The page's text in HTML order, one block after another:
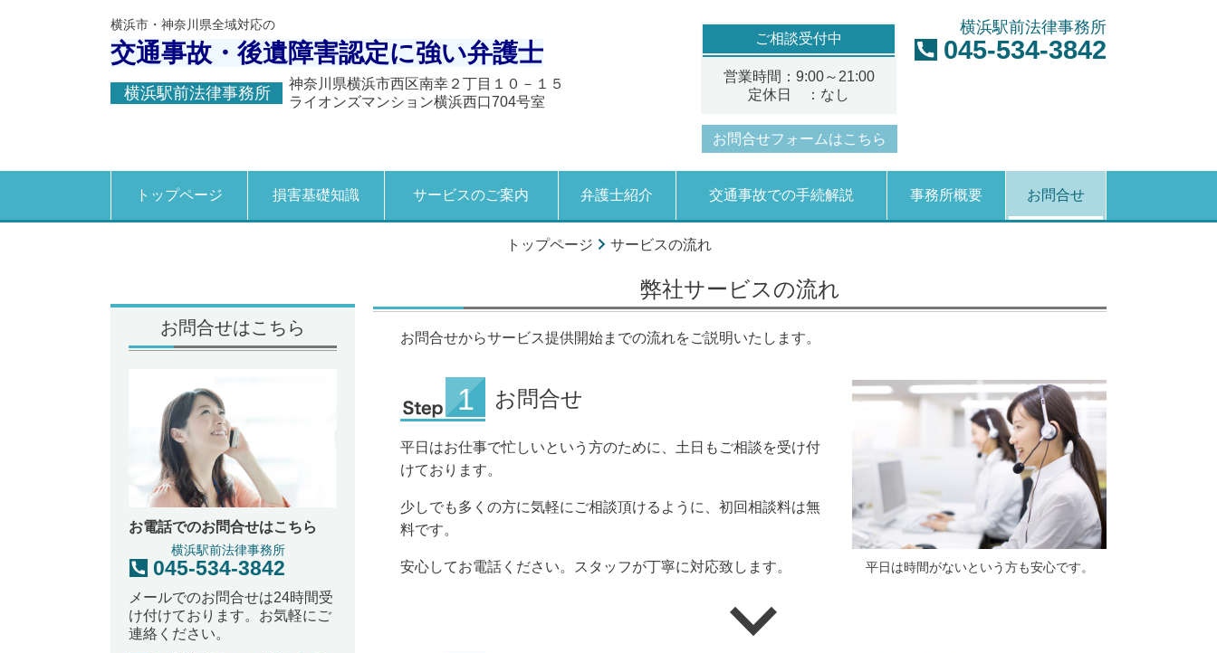
横浜市・神奈川県全域対応の
交通事故・後遺障害認定に強い弁護士
横浜駅前法律事務所
神奈川県横浜市西区南幸２丁目１０－１５
ライオンズマンション横浜西口704号室
ご相談受付中
営業時間：9:00～21:00
定休日 ：なし
お問合せフォームはこちら
横浜駅前法律事務所
045-534-3842
トップページ 損害基礎知識 サービスのご案内 弁護士紹介 交通事故での手続解説 事務所概要 お問合せ
トップページ サービスの流れ
弊社サービスの流れ
お問合せからサービス提供開始までの流れをご説明いたします。
平日は時間がないという方も安心です。
お問合せ
平日はお仕事で忙しいという方のために、土日もご相談を受け付
けております。
少しでも多くの方に気軽にご相談頂けるように、初回相談料は無
料です。
安心してお電話ください。スタッフが丁寧に対応致します。
お問合せはこちら
お電話でのお問合せはこちら
横浜駅前法律事務所
045-534-3842
メールでのお問合せは24時間受
け付けております。お気軽にご
連絡ください。